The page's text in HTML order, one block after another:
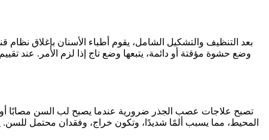
بعد التنظيف والتشكيل الشامل، يقوم أطباء الأسنان بإغلاق نظام
تصبح علاجات عصب الجذر ضرورية عندما يصبح لب السن مصابًا أو